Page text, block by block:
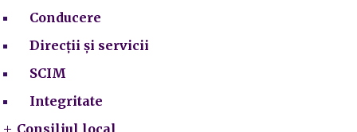
Conducere
Direcții și servicii
SCIM
Integritate
Consiliul local